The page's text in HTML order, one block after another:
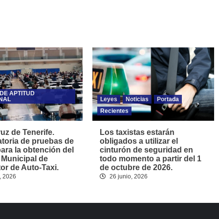
APTITUD
de Tenerife.
de pruebas de
la obtención del
de
de Auto-Taxi.
2026
Leyes Noticias
Portada
Recientes
Los taxistas estarán
obligados a utilizar el
cinturón de seguridad en
todo momento a partir del 1
de octubre de 2026.
26 junio, 2026